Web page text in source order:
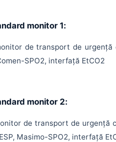
monitor 1:
de transport de urgență
SPO2, interfață EtCO2
monitor 2:
de transport de urgență
Masimo-SPO2, interfață